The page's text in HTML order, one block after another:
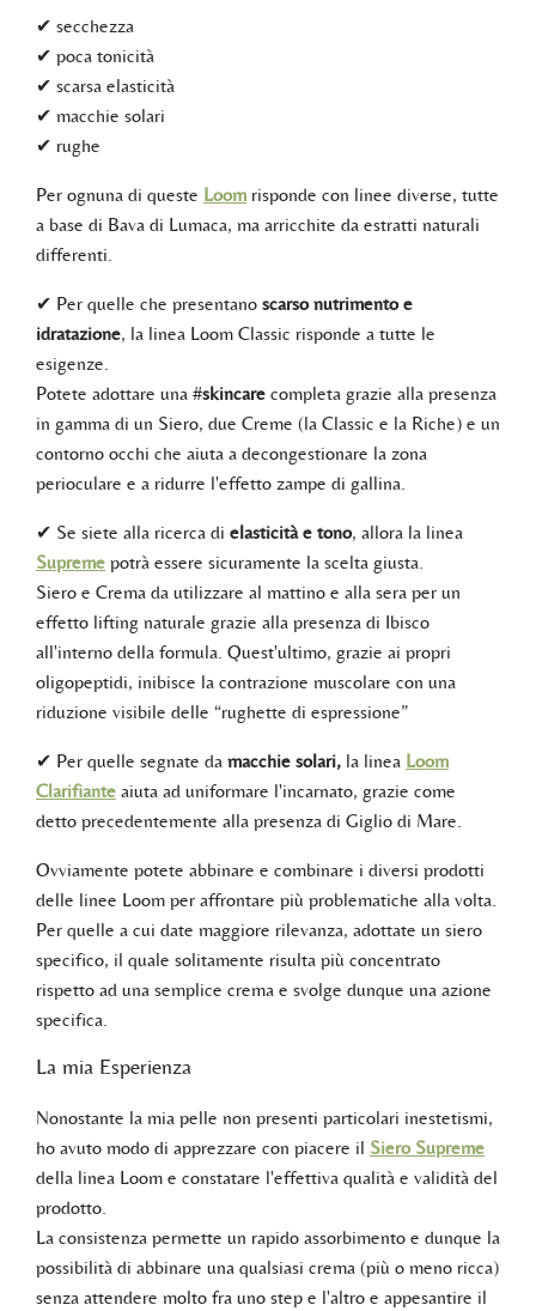
✔ secchezza
✔ poca tonicità
✔ scarsa elasticità
✔ macchie solari
✔ rughe
Per ognuna di queste Loom risponde con linee diverse, tutte
a base di Bava di Lumaca, ma arricchite da estratti naturali
differenti.
✔ Per quelle che presentano scarso nutrimento e
idratazione, la linea Loom Classic risponde a tutte le
esigenze.
Potete adottare una #skincare completa grazie alla presenza
in gamma di un Siero, due Creme (la Classic e la Riche) e un
contorno occhi che aiuta a decongestionare la zona
perioculare e a ridurre l'effetto zampe di gallina.
✔ Se siete alla ricerca di elasticità e tono, allora la linea
Supreme potrà essere sicuramente la scelta giusta.
Siero e Crema da utilizzare al mattino e alla sera per un
effetto lifting naturale grazie alla presenza di Ibisco
all'interno della formula. Quest'ultimo, grazie ai propri
oligopeptidi, inibisce la contrazione muscolare con una
riduzione visibile delle “rughette di espressione”
✔ Per quelle segnate da macchie solari, la linea Loom
Clarifiante aiuta ad uniformare l'incarnato, grazie come
detto precedentemente alla presenza di Giglio di Mare.
Ovviamente potete abbinare e combinare i diversi prodotti
delle linee Loom per affrontare più problematiche alla volta.
Per quelle a cui date maggiore rilevanza, adottate un siero
specifico, il quale solitamente risulta più concentrato
rispetto ad una semplice crema e svolge dunque una azione
specifica.
La mia Esperienza
Nonostante la mia pelle non presenti particolari inestetismi,
ho avuto modo di apprezzare con piacere il Siero Supreme
della linea Loom e constatare l'effettiva qualità e validità del
prodotto.
La consistenza permette un rapido assorbimento e dunque la
possibilità di abbinare una qualsiasi crema (più o meno ricca)
senza attendere molto fra uno step e l'altro e appesantire il